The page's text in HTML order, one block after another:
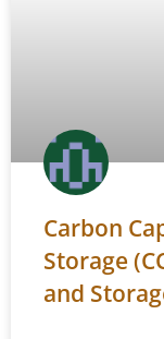
Carbon
Storage
and